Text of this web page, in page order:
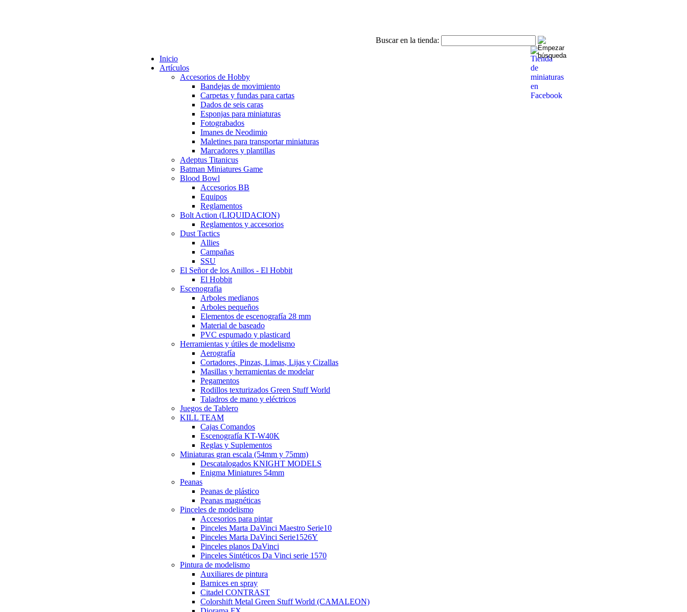
Buscar en la tienda:
Inicio
Artículos
Accesorios de Hobby
Bandejas de movimiento
Carpetas y fundas para cartas
Dados de seis caras
Esponjas para miniaturas
Fotograbados
Imanes de Neodimio
Maletines para transportar miniaturas
Marcadores y plantillas
Adeptus Titanicus
Batman Miniatures Game
Blood Bowl
Accesorios BB
Equipos
Reglamentos
Bolt Action (LIQUIDACION)
Reglamentos y accesorios
Dust Tactics
Allies
Campañas
SSU
El Señor de los Anillos - El Hobbit
El Hobbit
Escenografia
Arboles medianos
Arboles pequeños
Elementos de escenografía 28 mm
Material de baseado
PVC espumado y plasticard
Herramientas y útiles de modelismo
Aerografía
Cortadores, Pinzas, Limas, Lijas y Cizallas
Masillas y herramientas de modelar
Pegamentos
Rodillos texturizados Green Stuff World
Taladros de mano y eléctricos
Juegos de Tablero
KILL TEAM
Cajas Comandos
Escenografía KT-W40K
Reglas y Suplementos
Miniaturas gran escala (54mm y 75mm)
Descatalogados KNIGHT MODELS
Enigma Miniatures 54mm
Peanas
Peanas de plástico
Peanas magnéticas
Pinceles de modelismo
Accesorios para pintar
Pinceles Marta DaVinci Maestro Serie10
Pinceles Marta DaVinci Serie1526Y
Pinceles planos DaVinci
Pinceles Sintéticos Da Vinci serie 1570
Pintura de modelismo
Auxiliares de pintura
Barnices en spray
Citadel CONTRAST
Colorshift Metal Green Stuff World (CAMALEON)